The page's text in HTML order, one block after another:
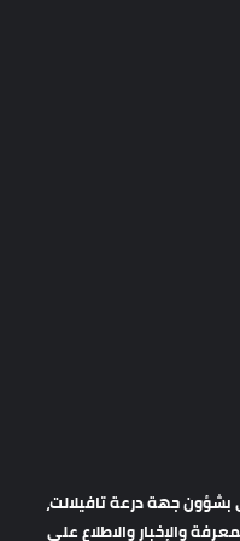
بشؤون جهة درعة تافيلالت،
والإخبار والاطلاع على